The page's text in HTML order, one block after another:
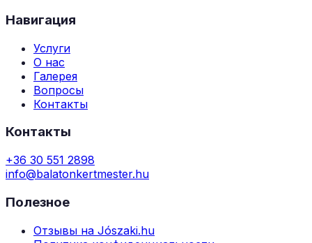
Навигация
Услуги
О нас
Галерея
Вопросы
Контакты
Контакты
+36 30 551 2898
info@balatonkertmester.hu
Полезное
Отзывы на Jószaki.hu